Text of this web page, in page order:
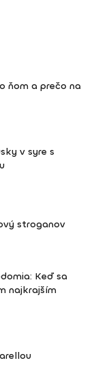
ňom a prečo na
v syre s
stroganov
Keď sa
najkrajším